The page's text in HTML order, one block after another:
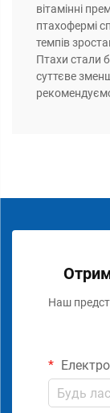
вітамінні
птахофермі
темпів
Птахи стали
суттєве
Наш